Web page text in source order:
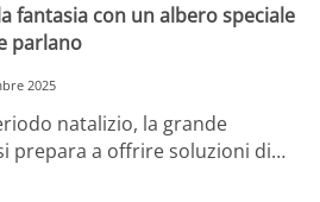
fantasia con un albero speciale
parlano
2025
natalizio, la grande
prepara a offrire soluzioni di…